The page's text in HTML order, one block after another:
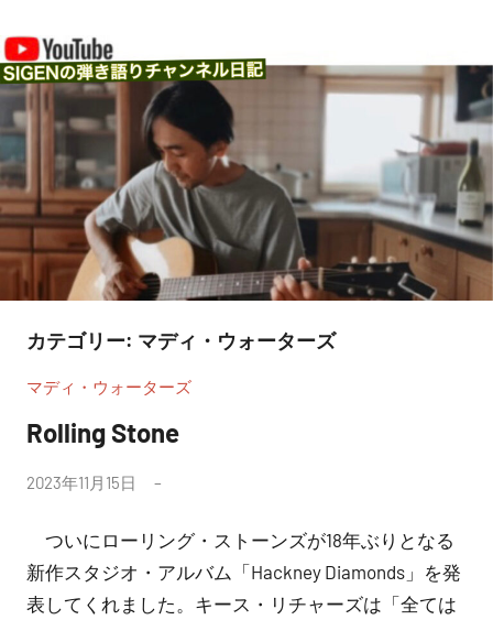
ン
テ
ン
ツ
へ
ス
キ
ッ
SIGEN
の
弾
語
り
チ
ャ
ン
ル
日
記
き
こ
も
ブ
ル
カテゴリー: マディ・ウォーターズ
マディ・ウォーターズ
Rolling Stone
投
者:
SIGEN
2023年11月15日
ついにローリング・ストーンズが18年ぶりとなる
新作スタジオ・アルバム「Hackney Diamonds」を発
表してくれました。キース・リチャーズは「全ては